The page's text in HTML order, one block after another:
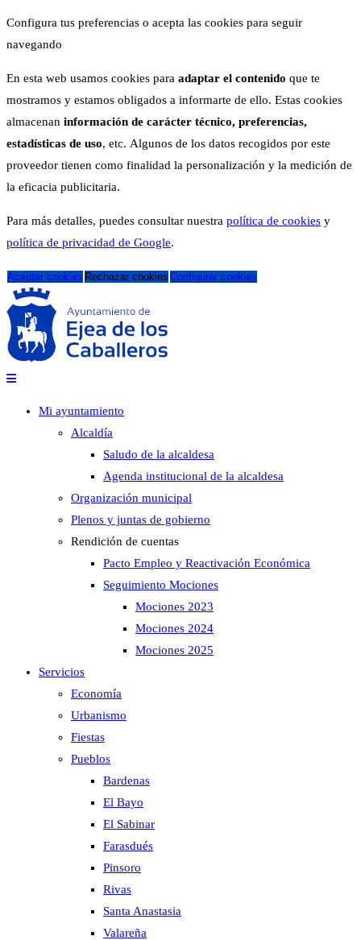
Configura tus preferencias o acepta las cookies para seguir
navegando
En esta web usamos cookies para adaptar el contenido que te
mostramos y estamos obligados a informarte de ello. Estas cookies
almacenan información de carácter técnico, preferencias,
estadísticas de uso, etc. Algunos de los datos recogidos por este
proveedor tienen como finalidad la personalización y la medición de
la eficacia publicitaria.
Para más detalles, puedes consultar nuestra política de cookies y
política de privacidad de Google.
Aceptar cookies Rechazar cookies Configurar cookies
Mi ayuntamiento
Alcaldía
Saludo de la alcaldesa
Agenda institucional de la alcaldesa
Organización municipal
Plenos y juntas de gobierno
Rendición de cuentas
Pacto Empleo y Reactivación Económica
Seguimiento Mociones
Mociones 2023
Mociones 2024
Mociones 2025
Servicios
Economía
Urbanismo
Fiestas
Pueblos
Bardenas
El Bayo
El Sabinar
Farasdués
Pinsoro
Rivas
Santa Anastasia
Valareña